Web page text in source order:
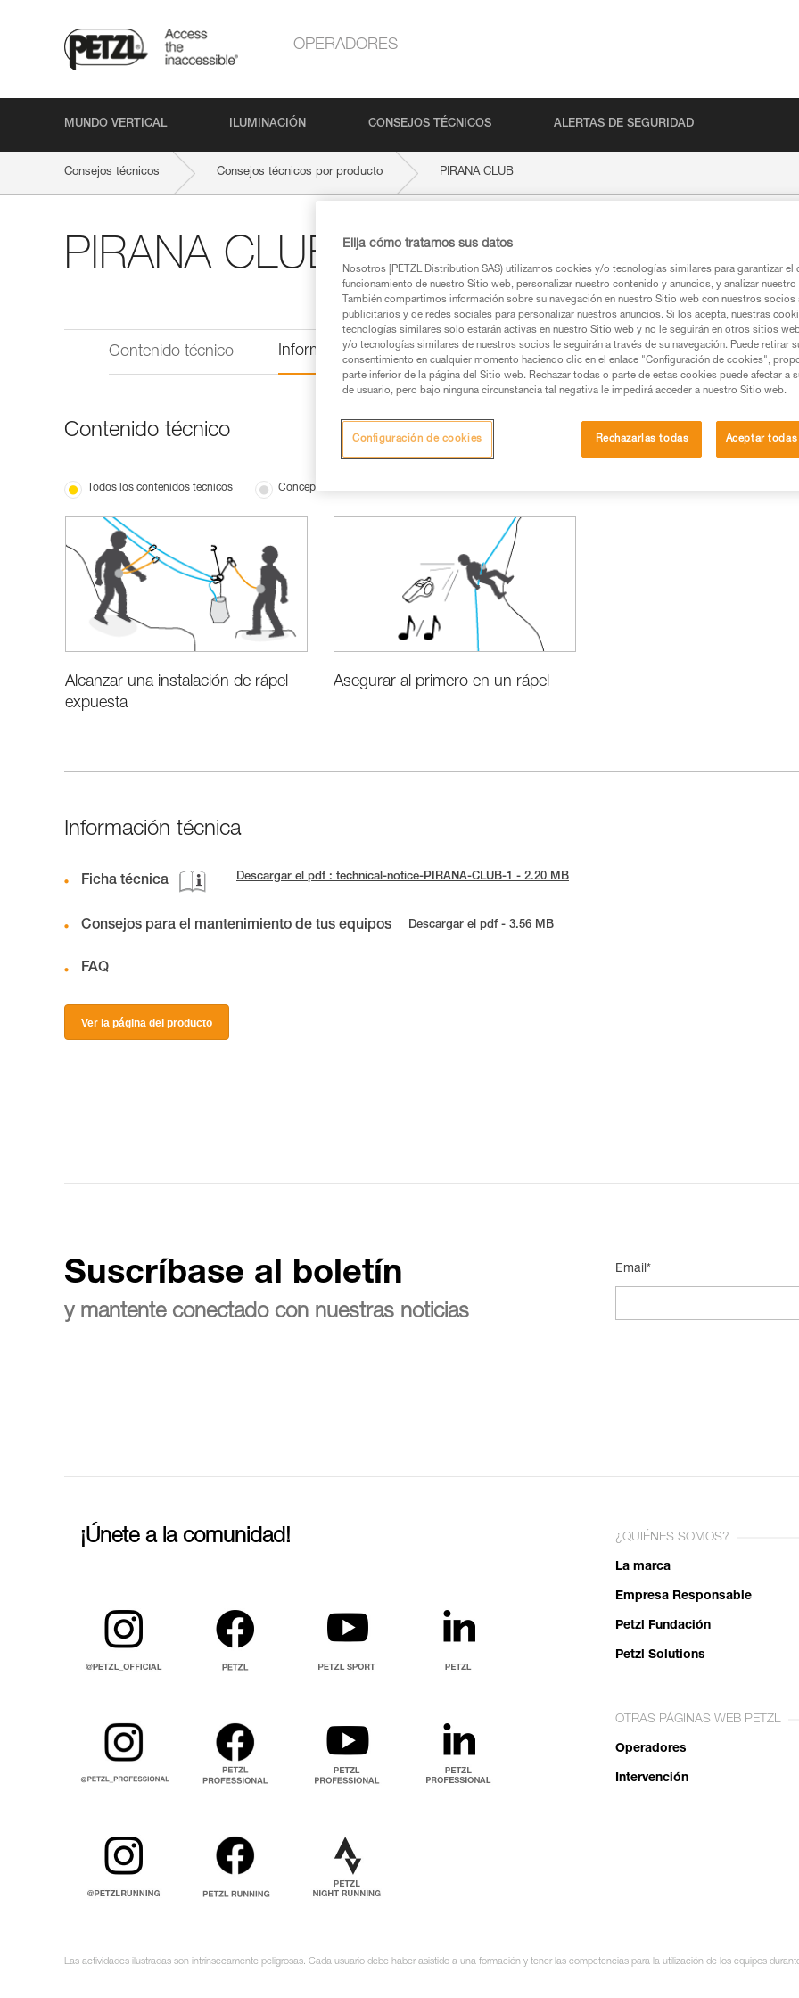
OPERADORES
MUNDO VERTICAL ILUMINACIÓN CONSEJOS TÉCNICOS ALERTAS DE SEGURIDAD
Consejos técnicos Consejos técnicos por producto PIRANA CLUB
PIRANA CLUB
Contenido técnico Información técnica
Contenido técnico
Todos los contenidos técnicos Conceptos básicos
Alcanzar una instalación de rápel
expuesta
Asegurar al primero en un rápel
Información técnica
Ficha técnica Descargar el pdf : technical-notice-PIRANA-CLUB-1 - 2.20 MB
Consejos para el mantenimiento de tus equipos Descargar el pdf - 3.56 MB
FAQ
Ver la página del producto
Suscríbase al boletín
y mantente conectado con nuestras noticias
Email*
¡Únete a la comunidad! ¿QUIÉNES SOMOS?
La marca
Empresa Responsable
Petzl Fundación
Petzl Solutions
OTRAS PÁGINAS WEB PETZL
Operadores
Intervención
Las actividades ilustradas son intrínsecamente peligrosas. Cada usuario debe haber asistido a una formación y tener las competencias para la utilización de los equipos
Elija cómo tratamos sus datos
Nosotros [PETZL Distribution SAS) utilizamos cookies y/o tecnologías similares para garantizar el
funcionamiento de nuestro Sitio web, personalizar nuestro contenido y anuncios, y analizar
También compartimos información sobre su navegación en nuestro Sitio web con nuestros socios
publicitarios y de redes sociales para personalizar nuestros anuncios. Si los acepta, nuestras
tecnologías similares solo estarán activas en nuestro Sitio web y no le seguirán en otros sitios
y/o tecnologías similares de nuestros socios le seguirán a través de su navegación. Puede retirar
consentimiento en cualquier momento haciendo clic en el enlace "Configuración de cookies",
parte inferior de la página del Sitio web. Rechazar todas o parte de estas cookies puede afectar a
de usuario, pero bajo ninguna circunstancia tal negativa le impedirá acceder a nuestro Sitio web.
Rechazarlas todas Aceptar
Configuración de cookies